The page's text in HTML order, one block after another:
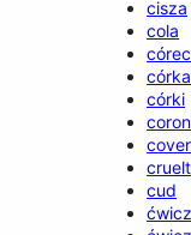
cisza
cola
córka
córki
cover
cud